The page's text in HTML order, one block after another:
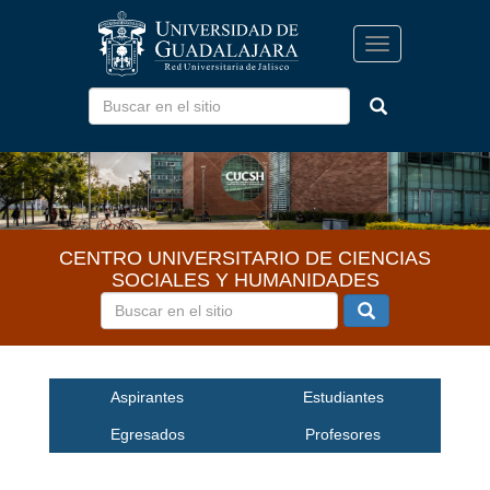
Toggle
navigation
CENTRO UNIVERSITARIO DE CIENCIAS
SOCIALES Y HUMANIDADES
InicioAspirantes Estudiantes
Egresados Profesores